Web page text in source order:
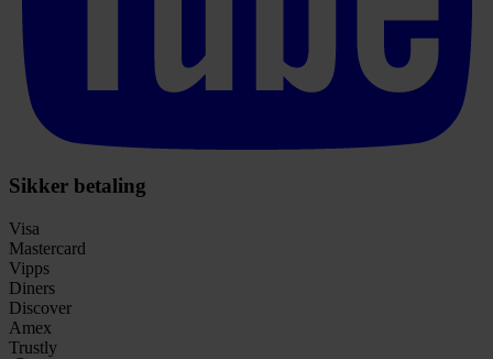
Sikker betaling
Visa
Mastercard
Vipps
Diners
Discover
Amex
Trustly